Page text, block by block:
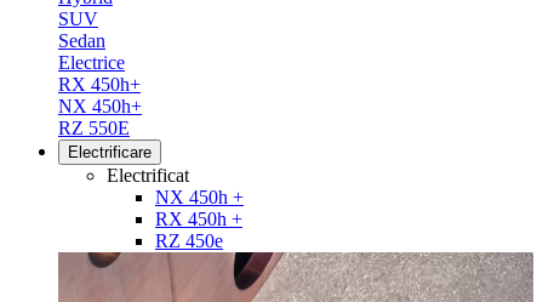
SUV
Sedan
Electrice
RX 450h+
NX 450h+
RZ 550E
Electrificare
Electrificat
NX 450h +
RX 450h +
RZ 450e